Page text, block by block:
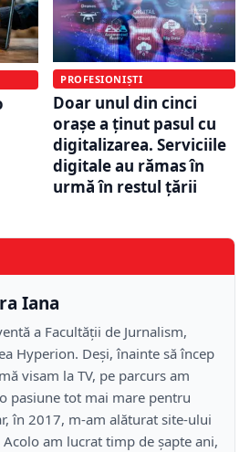
PROFESIONIȘTI
Doar unul din cinci
orașe a ținut pasul cu
digitalizarea. Serviciile
digitale au rămas în
urmă în restul țării
Iana
a Facultății de Jurnalism,
Hyperion. Deși, înainte să încep
visam la TV, pe parcurs am
pasiune tot mai mare pentru
în 2017, m-am alăturat site-ului
am lucrat timp de șapte ani,